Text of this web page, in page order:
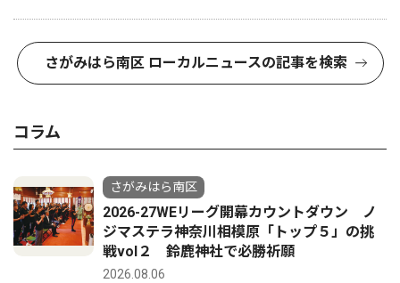
さがみはら南区 ローカルニュースの記事を検索
コラム
さがみはら南区
2026-27WEリーグ開幕カウントダウン ノ
ジマステラ神奈川相模原「トップ５」の挑
戦vol２ 鈴鹿神社で必勝祈願
2026.08.06